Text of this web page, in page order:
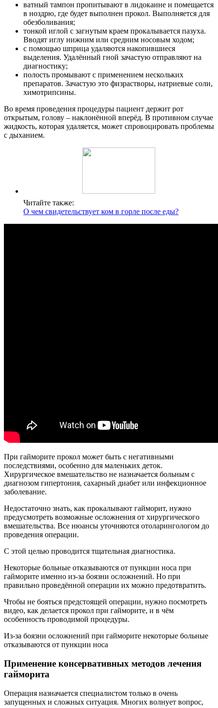
ватный тампон пропитывают в лидокаине и помещается
в ноздрю, где будет выполнен прокол. Выполняется для
обезболивания;
тонкой иглой с загнутым краем прокалывается пазуха.
Вводят иглу нижним или средним носовым ходом;
с помощью шприца удаляются накопившиеся
выделения. Удалённый гной зачастую отправляют на
диагностику;
полость промывают с применением нескольких
препаратов. Зачастую это физрастворы, натриевые соли,
химотрипсины.
Во время проведения процедуры пациент держит рот
открытым, голову – наклонённой вперёд. В противном случае
жидкость, которая удаляется, может спровоцировать проблемы
с дыханием.
Читайте также:
О чем свидетельствует ком в горле после еды?
При гайморите прокол может быть с негативными
последствиями, особенно для маленьких деток.
Хирургическое вмешательство не назначается больным с
диагнозом гипертония, сахарный диабет или инфекционное
заболевание.
Недостаточно знать, как прокалывают гайморит, нужно
предусмотреть возможные осложнения от хирургического
вмешательства. Все нюансы уточняются отоларингологом до
проведения операции.
С этой целью проводится тщательная диагностика.
Некоторые больные отказываются от пункции носа при
гайморите именно из-за боязни осложнений. Но при
правильно проведённой операции их можно предотвратить.
Чтобы не бояться предстоящей операции, нужно посмотреть
видео, как делается прокол при гайморите, и в чём
особенность проводимой процедуры.
Из-за боязни осложнений при гайморите некоторые больные
отказываются от пункции носа
Применение консервативных методов лечения
гайморита
Операция назначается специалистом только в очень
запущенных и сложных ситуация. Многих волнует вопрос,